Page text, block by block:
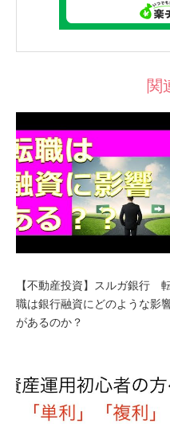
関
【不動産投資】スルガ銀行
職は銀行融資にどのような影
があるのか？